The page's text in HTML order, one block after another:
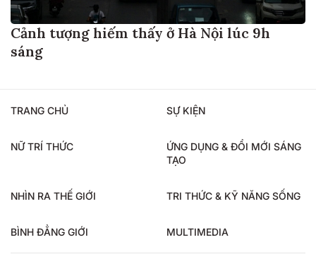
Cảnh tượng hiếm thấy ở Hà Nội lúc 9h
sáng
TRANG CHỦ SỰ KIỆN
NỮ TRÍ THỨC
ỨNG DỤNG & ĐỔI MỚI SÁNG
TẠO
NHÌN RA THẾ GIỚI TRI THỨC & KỸ NĂNG SỐNG
BÌNH ĐẲNG GIỚI MULTIMEDIA